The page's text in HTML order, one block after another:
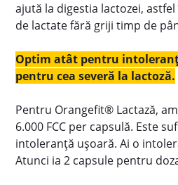
ajută la digestia lactozei,
de lactate fără griji timp de
Optim atât pentru
pentru cea severă la lactoză.
Pentru Orangefit® Lactază,
6.000 FCC per capsulă. Este
intoleranță ușoară. Ai o
Atunci ia 2 capsule pentru